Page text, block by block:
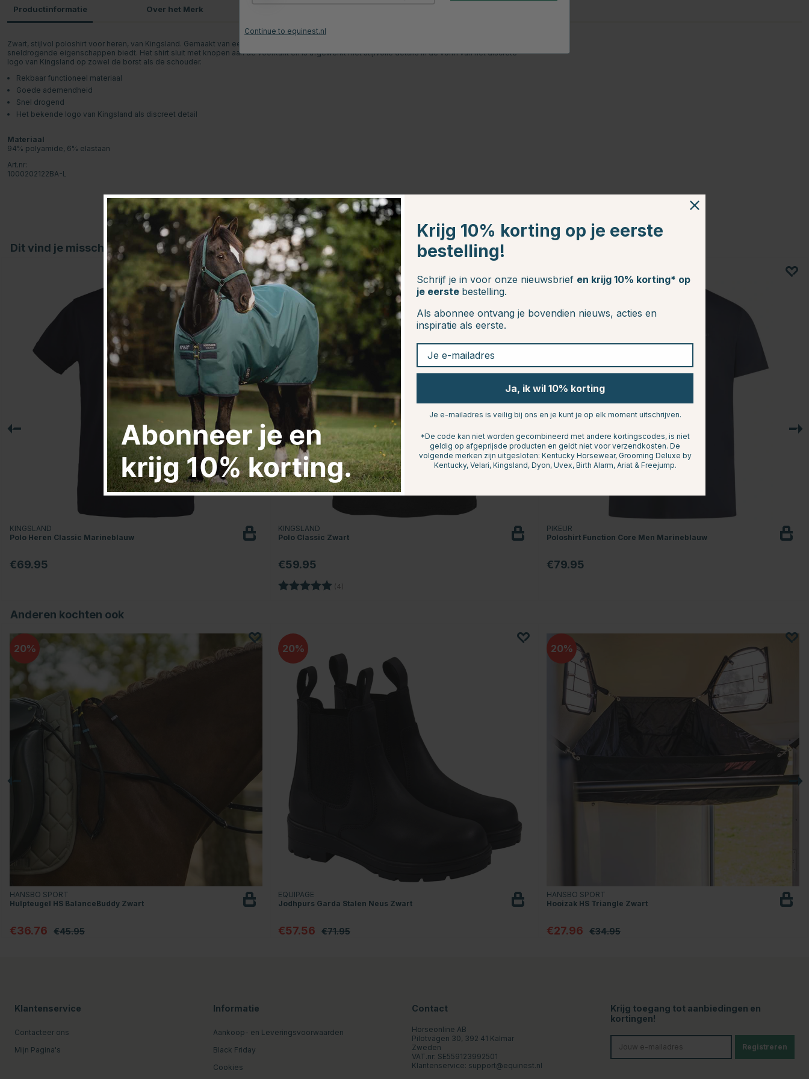
Productinformatie
Zwart, stijlvol poloshirt voor heren, van Kingsland. Gemaakt van een zacht en goed geventileerd functioneel materiaal dat zowel hoge flexibiliteit als
sneldrogende eigenschappen biedt. Het shirt sluit met knopen aan de voorkant en is afgewerkt met stijlvolle details in de vorm van het discrete
logo van Kingsland op zowel de borst als de schouder.
Rekbaar functioneel materiaal
Goede ademendheid
Snel drogend
Het bekende logo van Kingsland als discreet detail
Materiaal
94% polyamide, 6% elastaan
Art.nr:
1000202122BA-L
Over het Merk
Dit vind je misschien ook leuk
KINGSLAND
Polo Heren Classic Marineblauw
€69.95
KINGSLAND
Polo Classic Zwart
€59.95
Beoordeling: (4)
PIKEUR
Poloshirt Function Core Men Marineblauw
€79.95
Anderen kochten ook
20
HANSBO SPORT
Hulpteugel HS BalanceBuddy Zwart
€36.76 €45.95
20
EQUIPAGE
Jodhpurs Garda Stalen Neus Zwart
€57.56 €71.95
20
HANSBO SPORT
Hooizak HS Triangle Zwart
€27.96 €34.95
Klantenservice
Contacteer ons
Mijn Pagina's
Informatie
Aankoop- en Leveringsvoorwaarden
Black Friday
Cookies
Contact
Horseonline AB
Pilotvägen 30, 392 41 Kalmar
Zweden
VAT.nr: SE559123992501
Klantenservice: support@equinest.nl
Krijg toegang tot aanbiedingen en
kortingen!
Registreren
Continue to equinest.nl
Krijg 10% korting op je eerste
bestelling!
Schrijf je in voor onze nieuwsbrief en krijg 10% korting* op
je eerste bestelling.
Als abonnee ontvang je bovendien nieuws, acties en
inspiratie als eerste.
Je e-mailadres
Ja, ik wil 10% korting
Je e-mailadres is veilig bij ons en je kunt je op elk moment uitschrijven.
*De code kan niet worden gecombineerd met andere kortingscodes, is niet
geldig op afgeprijsde producten en geldt niet voor verzendkosten. De
volgende merken zijn uitgesloten: Kentucky Horsewear, Grooming Deluxe by
Kentucky, Velari, Kingsland, Dyon, Uvex, Birth Alarm, Ariat & Freejump.